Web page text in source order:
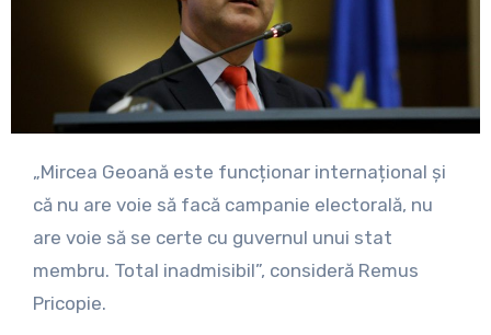
„Mircea Geoană este funcționar internațional și
că nu are voie să facă campanie electorală, nu
are voie să se certe cu guvernul unui stat
membru. Total inadmisibil”, consideră Remus
Pricopie.